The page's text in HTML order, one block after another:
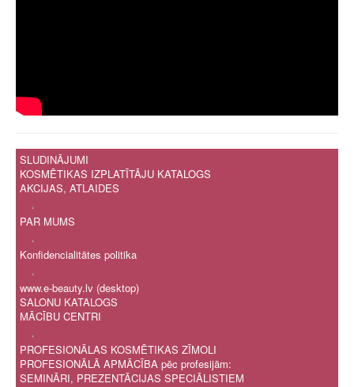
SLUDINĀJUMI
KOSMĒTIKAS IZPLATĪTĀJU KATALOGS
AKCIJAS, ATLAIDES
.
PAR MUMS
.
Konfidencialitātes politika
.
www.e-beauty.lv (desktop)
SALONU KATALOGS
MĀCĪBU CENTRI
.
PROFESIONĀLAS KOSMĒTIKAS ZĪMOLI
PROFESIONĀLĀ APMĀCĪBA pēc profesijām:
SEMINĀRI, PREZENTĀCIJAS SPECIĀLISTIEM